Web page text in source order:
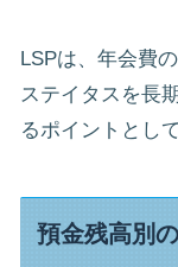
LSPは、年会費
ステイタスを長
るポイントとし
預金残高別